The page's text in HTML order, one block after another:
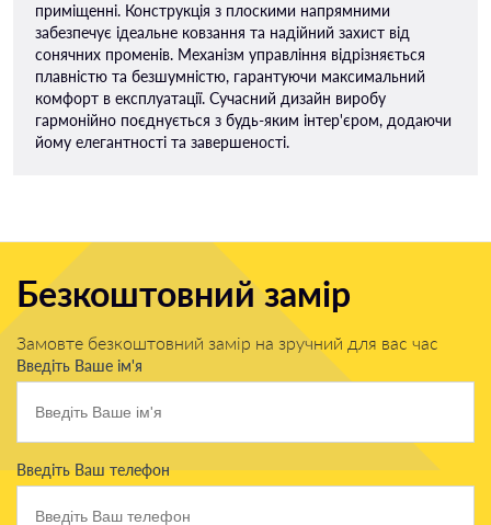
приміщенні. Конструкція з плоскими напрямними
забезпечує ідеальне ковзання та надійний захист від
сонячних променів. Механізм управління відрізняється
плавністю та безшумністю, гарантуючи максимальний
комфорт в експлуатації. Сучасний дизайн виробу
гармонійно поєднується з будь-яким інтер'єром, додаючи
йому елегантності та завершеності.
Безкоштовний замір
Замовте безкоштовний замір на зручний для вас час
Введіть Ваше ім'я
Введіть Ваш телефон